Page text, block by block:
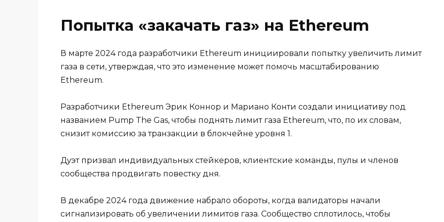
Попытка «закачать газ» на Ethereum
В марте 2024 года разработчики Ethereum инициировали попытку увеличить лимит
газа в сети, утверждая, что это изменение может помочь масштабированию
Ethereum.
Разработчики Ethereum Эрик Коннор и Мариано Конти создали инициативу под
названием Pump The Gas, чтобы поднять лимит газа Ethereum, что, по их словам,
снизит комиссию за транзакции в блокчейне уровня 1.
Дуэт призвал индивидуальных стейкеров, клиентские команды, пулы и членов
сообщества продвигать повестку дня.
В декабре 2024 года движение набрало обороты, когда валидаторы начали
сигнализировать об увеличении лимитов газа. Сообщество сплотилось, чтобы